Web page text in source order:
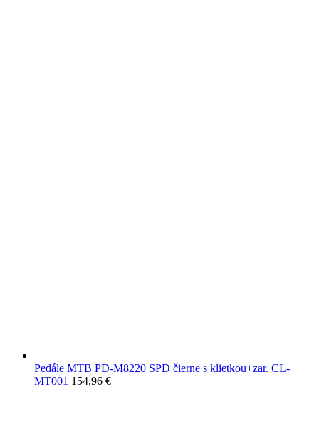
Pedále MTB PD-M8220 SPD čierne s klietkou+zar. CL-
MT001 154,96 €